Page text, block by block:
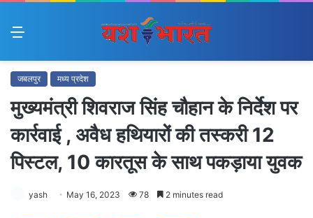
Menu
जबलपुर मध्य प्रदेश
मुख्यमंत्री शिवराज सिंह चौहान के निर्देश पर
कार्रवाई , अवैध हथियारों की तस्करी 12
पिस्टल, 10 कारतूस के साथ पकड़ाया युवक
yash May 16, 2023 78 2 minutes read